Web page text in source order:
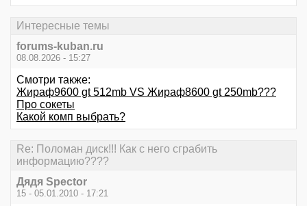
Интересные темы
forums-kuban.ru
08.08.2026 - 15:27
Смотри также:
Жираф9600 gt 512mb VS Жираф8600 gt 250mb???
Про сокеты
Какой комп выбрать?
Re: Поломан диск!!! Как с него сграбить
информацию????
Дядя Speсtor
15 - 05.01.2010 - 17:21